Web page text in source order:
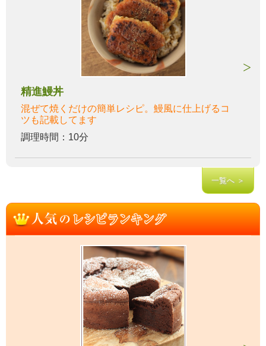
精進鰻丼
混ぜて焼くだけの簡単レシピ。鰻風に仕上げるコ
ツも記載してます
調理時間：10分
一覧へ ＞